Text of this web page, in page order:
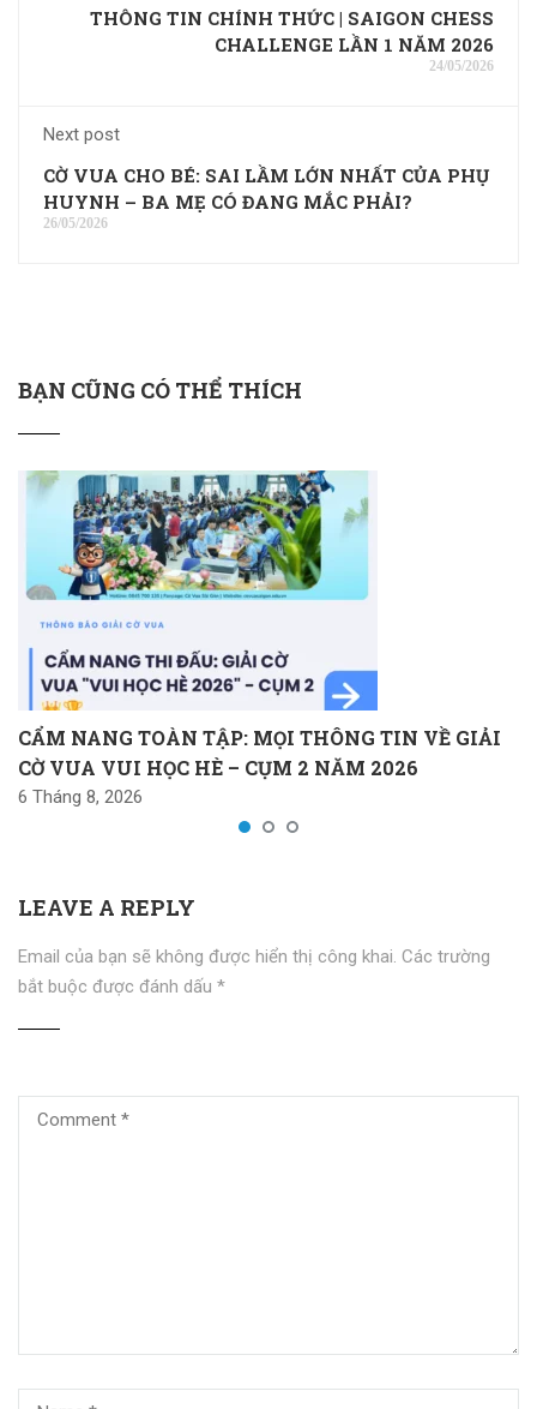
THÔNG TIN CHÍNH THỨC | SAIGON CHESS
CHALLENGE LẦN 1 NĂM 2026
24/05/2026
Next post
CỜ VUA CHO BÉ: SAI LẦM LỚN NHẤT CỦA PHỤ
HUYNH – BA MẸ CÓ ĐANG MẮC PHẢI?
26/05/2026
BẠN CŨNG CÓ THỂ THÍCH
CẨM NANG TOÀN TẬP: MỌI THÔNG TIN VỀ GIẢI
CỜ VUA VUI HỌC HÈ – CỤM 2 NĂM 2026
6 Tháng 8, 2026
LEAVE A REPLY
Email của bạn sẽ không được hiển thị công khai. Các trường
bắt buộc được đánh dấu *